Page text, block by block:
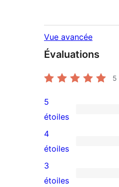
Vue avancée
Évaluations
5
9
avis
à
5
étoiles
5
étoiles
0
avis
à
4
étoiles
0
3
étoiles